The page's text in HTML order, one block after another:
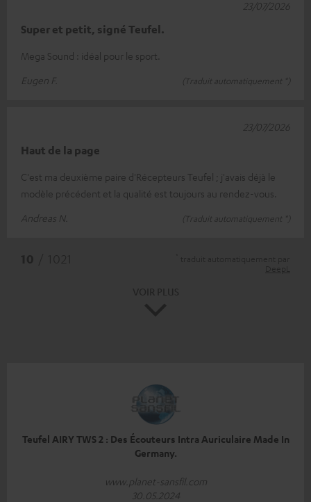
Super et petit, signé Teufel.
Mega Sound : idéal pour le sport.
Eugen F.
(Traduit automatiquement *)
23/07/2026
Haut de la page
C'est ma deuxième paire d'Récepteurs Teufel ; j'avais déjà le
modèle précédent et la qualité est toujours au rendez-vous.
Andreas N.
(Traduit automatiquement *)
23/07/2026
Teufel AIRY TWS 2 : Des Écouteurs Intra Auriculaire Made In
Germany.
www.planet-sansfil.com
30.05.2024